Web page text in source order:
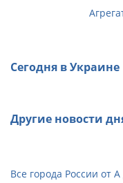
Сегодня в Украине
Другие новости
Все города России от А